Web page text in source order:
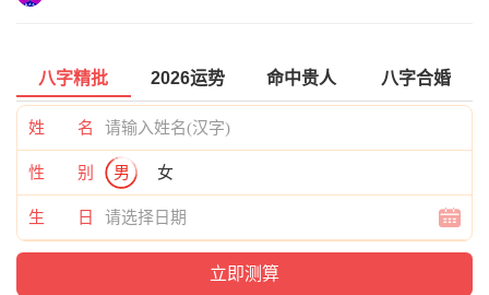
八字精批 2026运势 命中贵人 八字合婚
姓 名
性 别 男 女
生 日